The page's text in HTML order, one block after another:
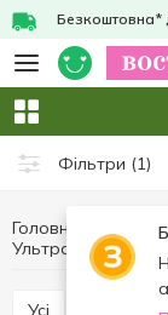
Безкоштовна*
Фільтри (1)
Головна
Усі